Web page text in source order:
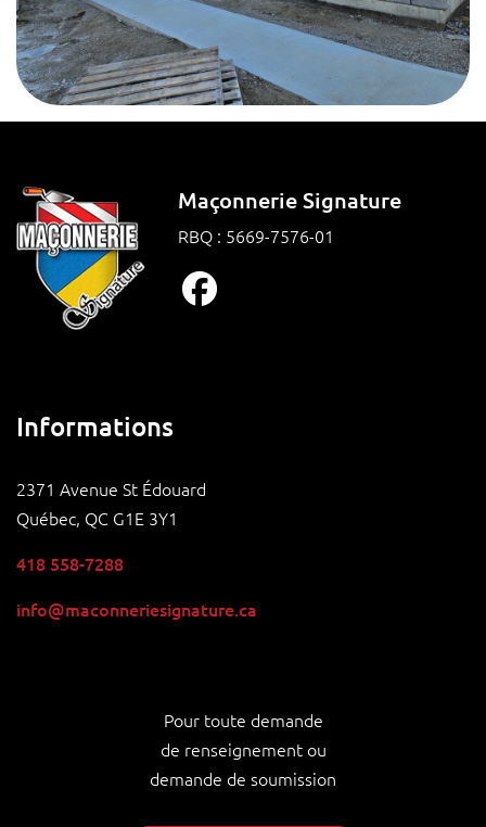
Maçonnerie Signature
RBQ : 5669-7576-01
Informations
2371 Avenue St Édouard
Québec, QC G1E 3Y1
418 558-7288
info@maconneriesignature.ca
Pour toute demande
de renseignement ou
demande de soumission